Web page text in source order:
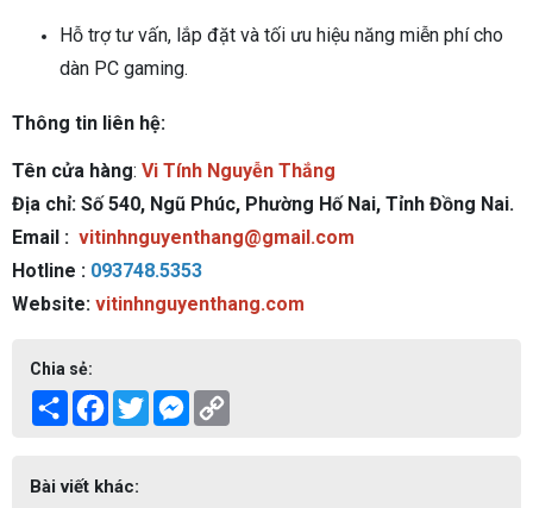
Hỗ trợ tư vấn, lắp đặt và tối ưu hiệu năng miễn phí cho
dàn PC gaming.
Thông tin liên hệ:
Tên cửa hàng: Vi Tính Nguyễn Thắng
Địa chỉ: Số 540, Ngũ Phúc, Phường Hố Nai, Tỉnh Đồng Nai.
Email : vitinhnguyenthang@gmail.com
Hotline : 093748.5353
Website: vitinhnguyenthang.com
Chia sẻ:
Share Facebook
TwitterMessenger
Bài viết khác: